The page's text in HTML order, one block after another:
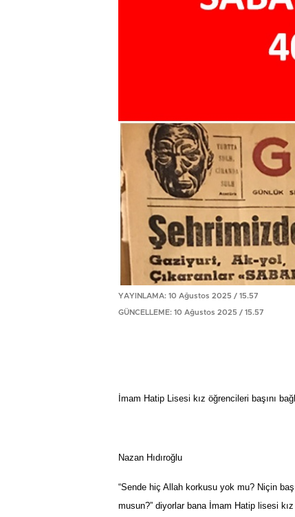
YAYINLAMA: 10 Ağustos 2025 / 15.57
GÜNCELLEME: 10 Ağustos 2025 / 15.57
İmam Hatip Lisesi kız öğrencileri başını
Nazan Hıdıroğlu
“Sende hiç Allah korkusu yok mu? Niçin
musun?” diyorlar bana İmam Hatip lisesi kız